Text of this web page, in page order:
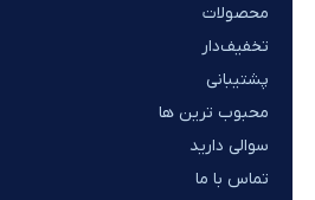
محصولات
تخفیف‌دار
پشتیبانی
محبوب ترین ها
سوالی دارید
تماس با ما